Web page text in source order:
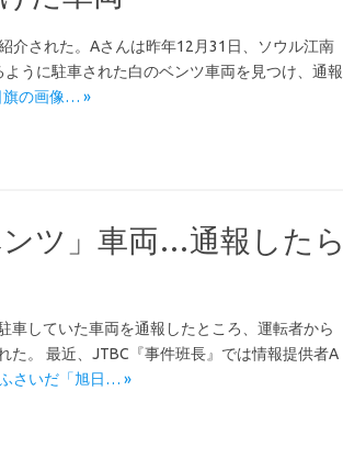
介された。Aさんは昨年12月31日、ソウル江南
うに駐車された白のベンツ車両を見つけ、通報
旗の画像… »
ツ」車両…通報したら
車していた車両を通報したところ、運転者から
。 最近、JTBC『事件班長』では情報提供者A
さいだ「旭日… »